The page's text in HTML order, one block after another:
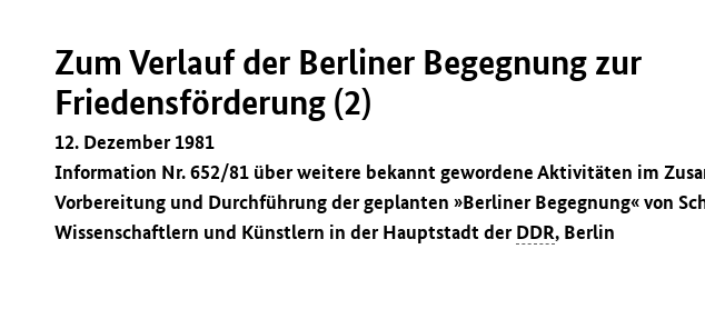
Zum Verlauf der Berliner Begegnung zur
Friedensförderung (2)
12. Dezember 1981
Information Nr. 652/81 über weitere bekannt gewordene Aktivitäten im
Vorbereitung und Durchführung der geplanten »Berliner Begegnung« von
Wissenschaftlern und Künstlern in der Hauptstadt derDDR, Berlin